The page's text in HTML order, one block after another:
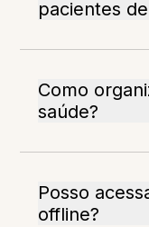
pacientes
Como
saúde?
Posso
offline?